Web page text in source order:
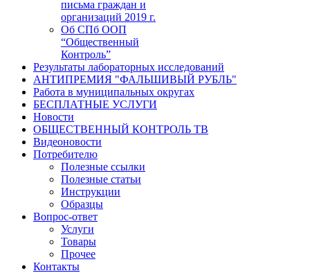
письма граждан и
организаций 2019 г.
Об СПб ООП
“Общественный
Контроль”
Результаты лабораторных исследований
АНТИПРЕМИЯ "ФАЛЬШИВЫЙ РУБЛЬ"
Работа в муниципальных округах
БЕСПЛАТНЫЕ УСЛУГИ
Новости
ОБЩЕСТВЕННЫЙ КОНТРОЛЬ ТВ
Видеоновости
Потребителю
Полезные ссылки
Полезные статьи
Инструкции
Образцы
Вопрос-ответ
Услуги
Товары
Прочее
Контакты